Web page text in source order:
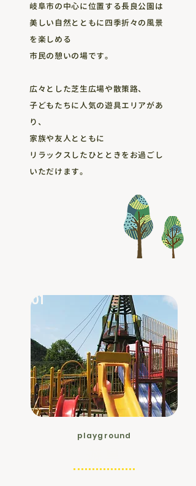
岐阜市の中心に位置する長良公園は
美しい自然とともに四季折々の風景
を楽しめる
市民の憩いの場です。
広々とした芝生広場や散策路、
子どもたちに人気の遊具エリアがあ
り、
家族や友人とともに
リラックスしたひとときをお過ごし
いただけます。
01
playground